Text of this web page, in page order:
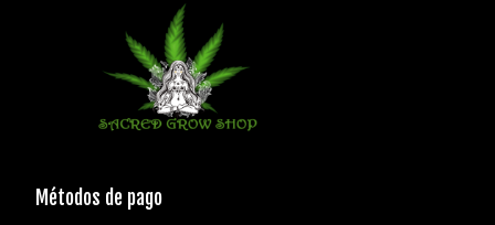
Métodos de pago